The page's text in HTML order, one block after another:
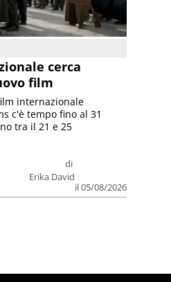
cerca
film
di
Erika David
il 05/08/2026
internazionale
c'è tempo fino al 31
tra il 21 e 25